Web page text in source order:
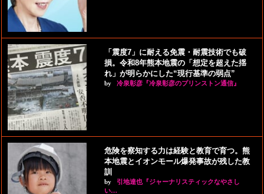
「震度7」に耐える免震・耐震技術でも破
損。令和8年熊本地震の「想定を超えた揺
れ」が明らかにした“現行基準の弱点”
by 冷泉彰彦『冷泉彰彦のプリンストン通信』
危険を察知する力は経験と教育で育つ。熊
本地震とイオンモール爆発事故が残した教
訓
by
引地達也『ジャーナリスティックなやさし
い…